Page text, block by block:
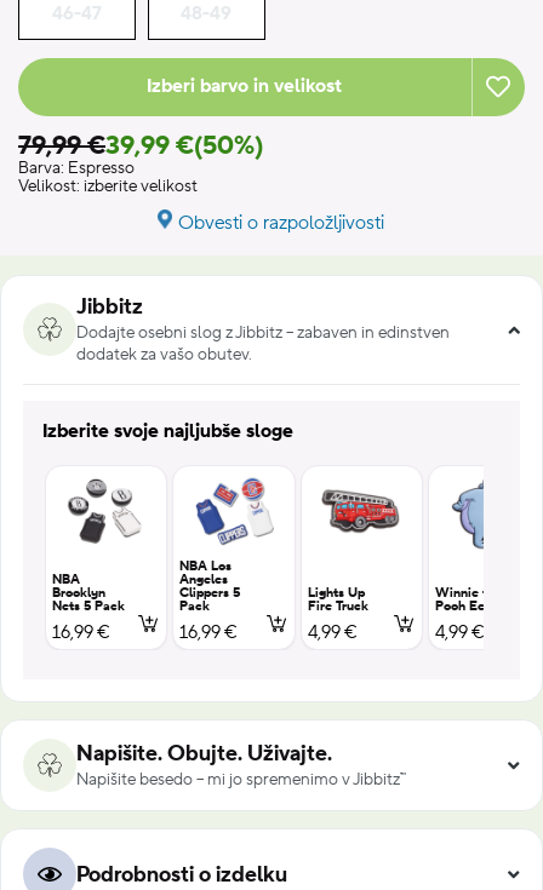
46-47 48-49
Izberi barvo in velikost
79,99 €39,99 €(50%)
Barva: Espresso
Velikost: izberite velikost
Obvesti o razpoložljivosti
Jibbitz
Dodajte osebni slog z Jibbitz – zabaven in edinstven
dodatek za vašo obutev.
Izberite svoje najljubše sloge
NBA
Brooklyn
Nets 5 Pack
16,99 €
NBA Los
Angeles
Clippers 5
Pack
16,99 €
Lights Up
Fire Truck
4,99 €
Winnie the
Pooh Eeyore
4,99 €
Napišite. Obujte. Uživajte.
Napišite besedo – mi jo spremenimo v Jibbitz™
Podrobnosti o izdelku